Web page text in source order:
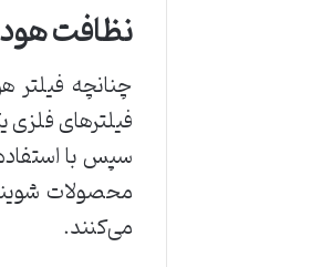
نظافت
چنانچه فیلتر
فیلتر‌های
سپس با
محصولات
می‌کنند.